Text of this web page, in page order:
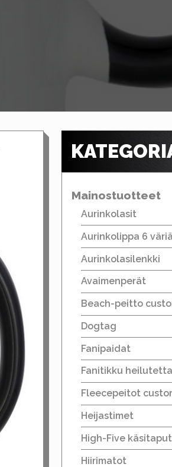
Mainostuotteet
Aurinkolasit
Aurinkolippa 6 väriä
Aurinkolasilenkki
Avaimenperät
Beach-peitto
Dogtag
Fanipaidat
Fanitikku
Fleecepeitot
Heijastimet
High-Five
Hiirimatot